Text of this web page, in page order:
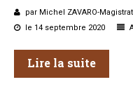
par Michel ZAVARO-
le 14 septembre 2020
Lire la suite